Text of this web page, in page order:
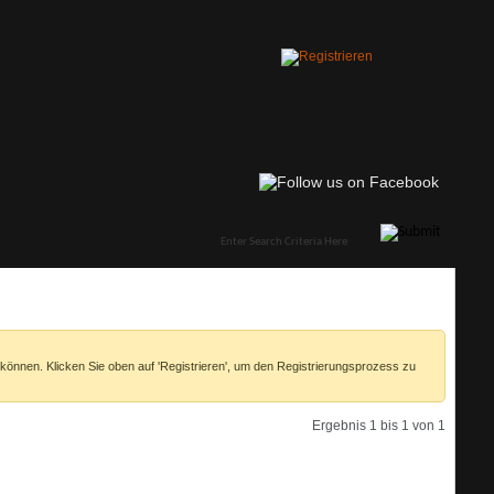
Klicken Sie oben auf 'Registrieren', um den Registrierungsprozess zu
Ergebnis 1 bis 1 von 1